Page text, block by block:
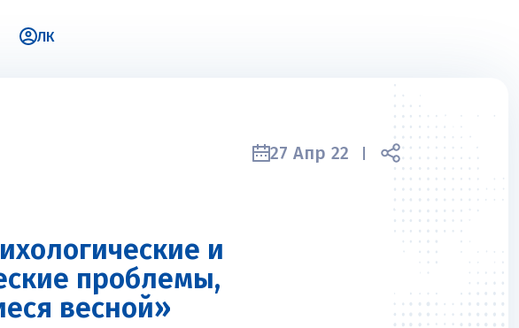
ЛК
27 Апр 22
и
проблемы,
весной»